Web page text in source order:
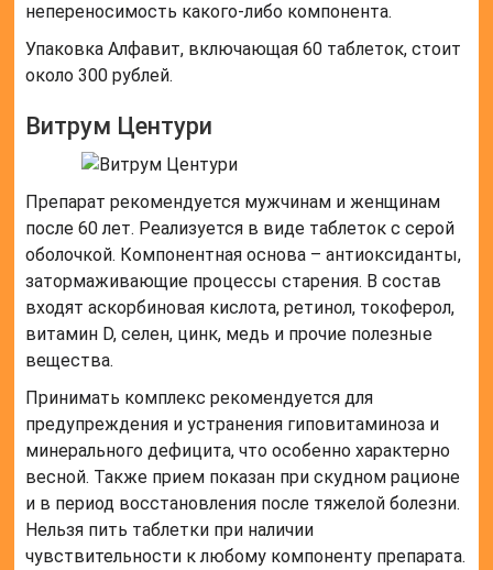
непереносимость какого-либо компонента.
Упаковка Алфавит, включающая 60 таблеток, стоит
около 300 рублей.
Витрум Центури
Препарат рекомендуется мужчинам и женщинам
после 60 лет. Реализуется в виде таблеток с серой
оболочкой. Компонентная основа – антиоксиданты,
затормаживающие процессы старения. В состав
входят аскорбиновая кислота, ретинол, токоферол,
витамин D, селен, цинк, медь и прочие полезные
вещества.
Принимать комплекс рекомендуется для
предупреждения и устранения гиповитаминоза и
минерального дефицита, что особенно характерно
весной. Также прием показан при скудном рационе
и в период восстановления после тяжелой болезни.
Нельзя пить таблетки при наличии
чувствительности к любому компоненту препарата.